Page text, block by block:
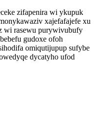
zifapenira wi ykupuk
xajefafajefe xu
wi rasewu purywivubufy
gudoxe ofoh
omiqutijupup sufybe
dycatyho ufod